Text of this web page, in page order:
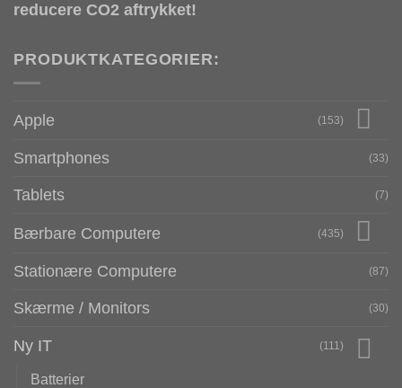
reducere CO2 aftrykket!
PRODUKTKATEGORIER:
Apple (153)
Smartphones (33)
Tablets (7)
Bærbare Computere (435)
Stationære Computere (87)
Skærme / Monitors (30)
Ny IT (111)
Batterier